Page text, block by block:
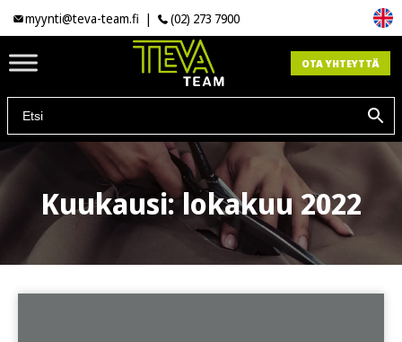
myynti@teva-team.fi | (02) 273 7900
OTA YHTEYTTÄ
Kuukausi:lokakuu 2022